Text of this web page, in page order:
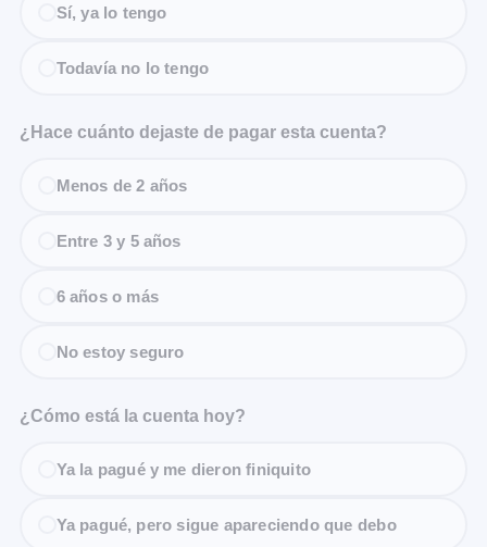
Sí, ya lo tengo
Todavía no lo tengo
¿Hace cuánto dejaste de pagar esta cuenta?
Menos de 2 años
Entre 3 y 5 años
6 años o más
No estoy seguro
¿Cómo está la cuenta hoy?
Ya la pagué y me dieron finiquito
Ya pagué, pero sigue apareciendo que debo